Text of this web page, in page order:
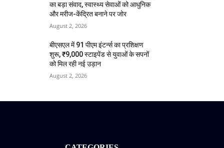
का बड़ा संवाद, स्वास्थ्य सेवाओं को आधुनिक
और मरीज-केंद्रित बनाने पर जोर
August 2, 2026
बीएसएल में 91 पीएम इंटर्न्स का प्रशिक्षण
शुरू, ₹9,000 स्टाइपेंड से युवाओं के सपनों
को मिल रही नई उड़ान
August 2, 2026